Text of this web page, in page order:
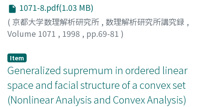
1071-8.pdf(1.03 MB)
( 京都大学数理解析研究所 , 数理解析研究所講究録 ,
Volume 1071 , 1998 , pp.69-81 )
Item
Generalized supremum in ordered linear
space and facial structure of a convex set
(Nonlinear Analysis and Convex Analysis)